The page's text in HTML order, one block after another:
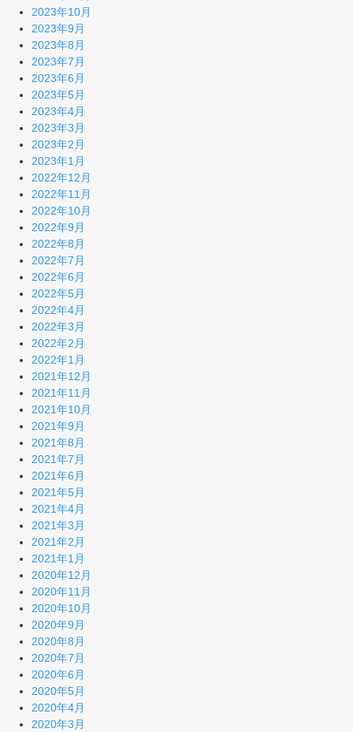
2023年10月
2023年9月
2023年8月
2023年7月
2023年6月
2023年5月
2023年4月
2023年3月
2023年2月
2023年1月
2022年12月
2022年11月
2022年10月
2022年9月
2022年8月
2022年7月
2022年6月
2022年5月
2022年4月
2022年3月
2022年2月
2022年1月
2021年12月
2021年11月
2021年10月
2021年9月
2021年8月
2021年7月
2021年6月
2021年5月
2021年4月
2021年3月
2021年2月
2021年1月
2020年12月
2020年11月
2020年10月
2020年9月
2020年8月
2020年7月
2020年6月
2020年5月
2020年4月
2020年3月